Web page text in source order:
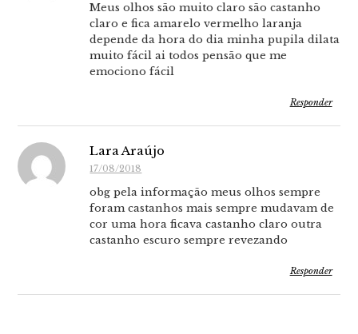
Meus olhos são muito claro são castanho
claro e fica amarelo vermelho laranja
depende da hora do dia minha pupila dilata
muito fácil ai todos pensão que me
emociono fácil
Responder
Lara Araújo
17/08/2018
obg pela informação meus olhos sempre
foram castanhos mais sempre mudavam de
cor uma hora ficava castanho claro outra
castanho escuro sempre revezando
Responder